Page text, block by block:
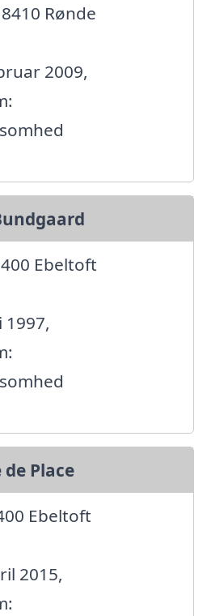
Rønde
2009,
Ebeltoft
Place
Ebeltoft
2015,